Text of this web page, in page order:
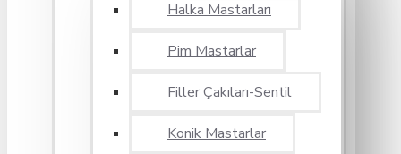
Halka Mastarları
Pim Mastarlar
Filler Çakıları-Sentil
Konik Mastarlar